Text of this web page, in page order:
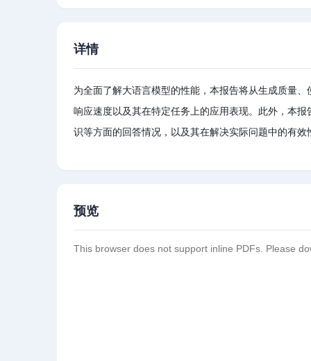
详情
为全面了解大语言模型的性能，本报告将从生成质量
响应速度以及其在特定任务上的应用表现。此外，本
识等方面的回答情况，以及其在解决实际问题中的有效
预览
This browser does not support inline PDFs. Please